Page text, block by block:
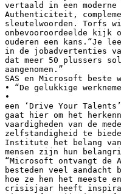
vertaald in een
Authenticiteit,
sleutelwoorden. Torfs
onbevooroordeelde kijk
ouderen een kans.“Je
in de jobadvertenties
dat meer 50 plussers
aangenomen.”
SAS en Microsoft beste
• “De gelukkige
•
een ‘Drive Your
gaat hier om het
vaardigheden van de
zelfstandigheid te
Institute het belang
mensen zijn hun
“Microsoft ontvangt de
besteden veel aandacht
hoe ze hen het meeste
crisisjaar heeft